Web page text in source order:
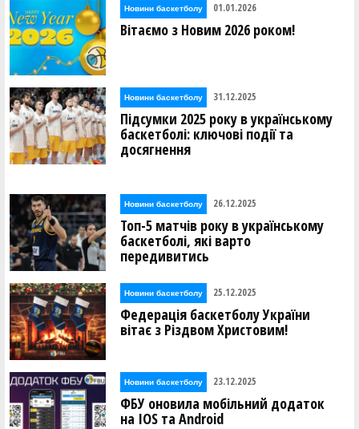
Новини баскетболу 01.01.2026
Вітаємо з Новим 2026 роком!
Новини баскетболу 31.12.2025
Підсумки 2025 року в українському
баскетболі: ключові події та
досягнення
Новини баскетболу 26.12.2025
Топ-5 матчів року в українському
баскетболі, які варто
передивитись
Новини баскетболу 25.12.2025
Федерація баскетболу України
вітає з Різдвом Христовим!
Новини баскетболу 23.12.2025
ФБУ оновила мобільний додаток
на IOS та Android